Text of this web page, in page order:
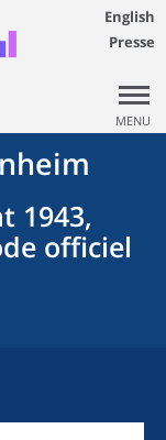
English
Presse
MENU
1943,
officiel